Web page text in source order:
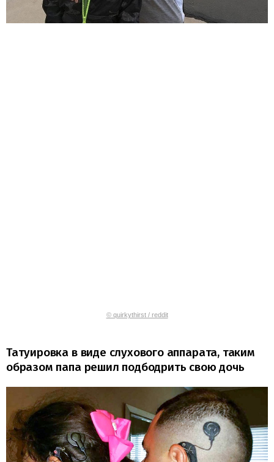
© quirkythirst / reddit
Татуировка в виде слухового аппарата, таким
образом папа решил подбодрить свою дочь